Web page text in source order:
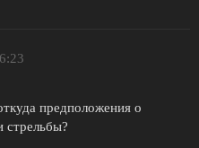
предположения о
стрельбы?